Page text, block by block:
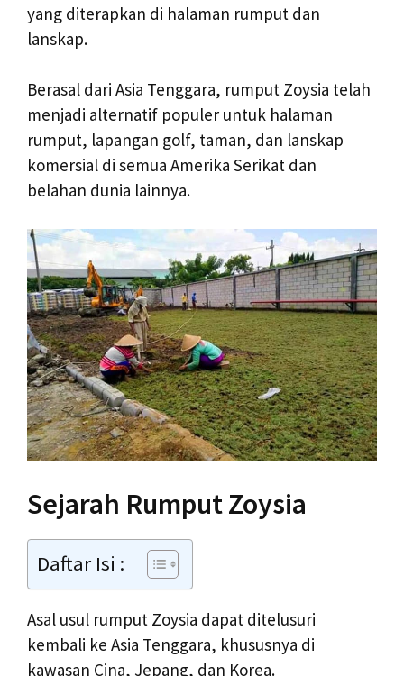
yang diterapkan di halaman rumput dan
lanskap.
Berasal dari Asia Tenggara, rumput Zoysia telah
menjadi alternatif populer untuk halaman
rumput, lapangan golf, taman, dan lanskap
komersial di semua Amerika Serikat dan
belahan dunia lainnya.
Sejarah Rumput Zoysia
Daftar Isi :
Asal usul rumput Zoysia dapat ditelusuri
kembali ke Asia Tenggara, khususnya di
kawasan Cina, Jepang, dan Korea.